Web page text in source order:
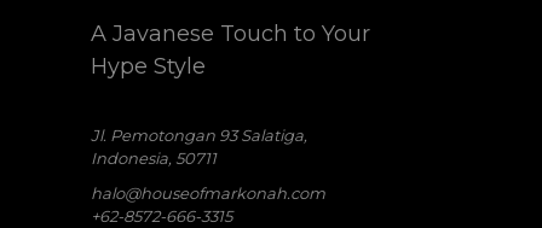
A Javanese Touch to Your
Hype Style
Jl. Pemotongan 93 Salatiga,
Indonesia, 50711
halo@houseofmarkonah.com
+62-8572-666-3315